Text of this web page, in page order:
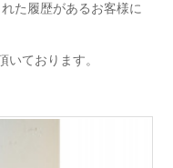
た履歴があるお客様に
ております。